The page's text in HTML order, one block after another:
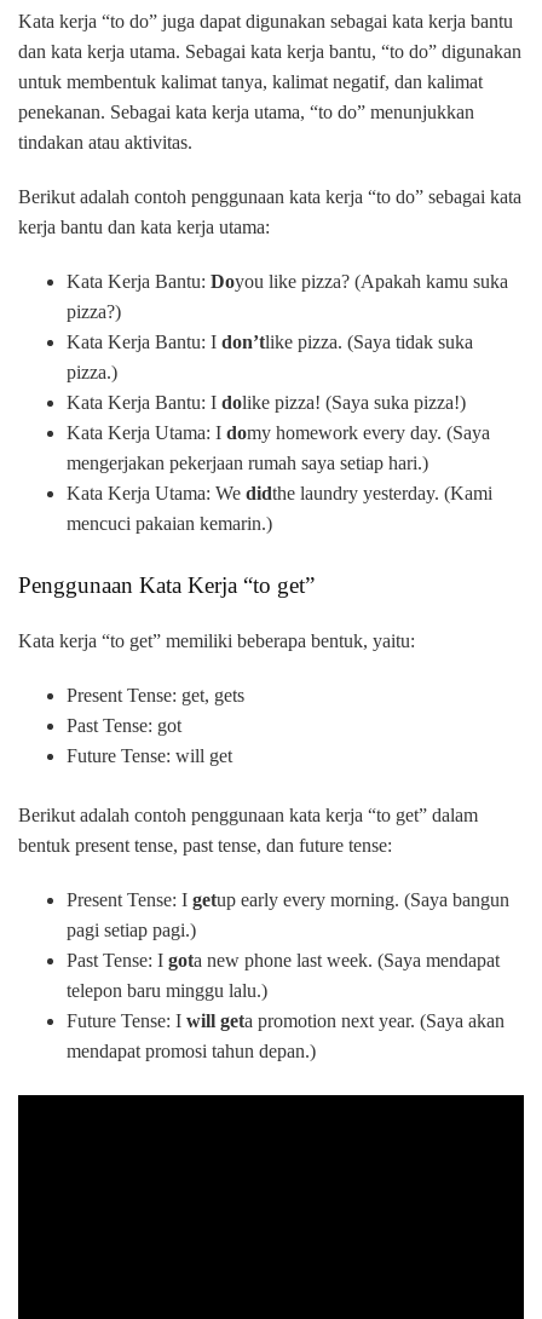
Kata kerja “to do” juga dapat digunakan sebagai kata kerja bantu
dan kata kerja utama. Sebagai kata kerja bantu, “to do” digunakan
untuk membentuk kalimat tanya, kalimat negatif, dan kalimat
penekanan. Sebagai kata kerja utama, “to do” menunjukkan
tindakan atau aktivitas.
Berikut adalah contoh penggunaan kata kerja “to do” sebagai kata
kerja bantu dan kata kerja utama:
Kata Kerja Bantu: Doyou like pizza? (Apakah kamu suka
pizza?)
Kata Kerja Bantu: I don’tlike pizza. (Saya tidak suka
pizza.)
Kata Kerja Bantu: I dolike pizza! (Saya suka pizza!)
Kata Kerja Utama: I domy homework every day. (Saya
mengerjakan pekerjaan rumah saya setiap hari.)
Kata Kerja Utama: We didthe laundry yesterday. (Kami
mencuci pakaian kemarin.)
Penggunaan Kata Kerja “to get”
Kata kerja “to get” memiliki beberapa bentuk, yaitu:
Present Tense: get, gets
Past Tense: got
Future Tense: will get
Berikut adalah contoh penggunaan kata kerja “to get” dalam
bentuk present tense, past tense, dan future tense:
Present Tense: I getup early every morning. (Saya bangun
pagi setiap pagi.)
Past Tense: I gota new phone last week. (Saya mendapat
telepon baru minggu lalu.)
Future Tense: I will geta promotion next year. (Saya akan
mendapat promosi tahun depan.)